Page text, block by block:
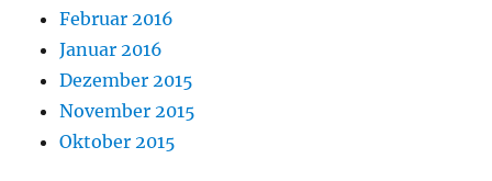
Februar 2016
Januar 2016
Dezember 2015
November 2015
Oktober 2015